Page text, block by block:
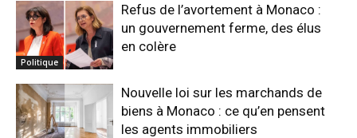
Politique
Refus de l’avortement à Monaco :
un gouvernement ferme, des élus
en colère
Nouvelle loi sur les marchands de
biens à Monaco : ce qu’en pensent
les agents immobiliers